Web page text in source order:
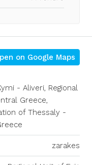
on Google Maps
- Aliveri, Regional
Greece,
of Thessaly -
zarakes